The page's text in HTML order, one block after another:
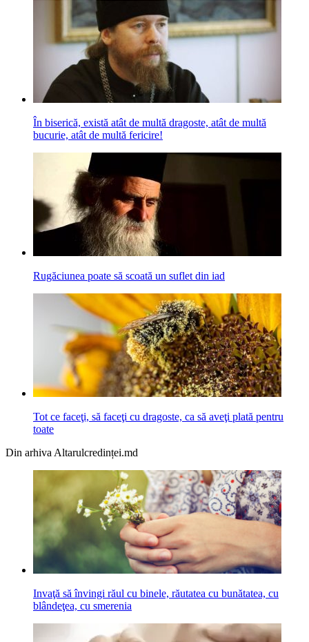
În biserică, există atât de multă dragoste, atât de multă
bucurie, atât de multă fericire!
Rugăciunea poate să scoată un suflet din iad
Tot ce faceţi, să faceţi cu dragoste, ca să aveţi plată pentru
toate
Din arhiva Altarulcredinței.md
Invaţă să învingi răul cu binele, răutatea cu bunătatea, cu
blândeţea, cu smerenia